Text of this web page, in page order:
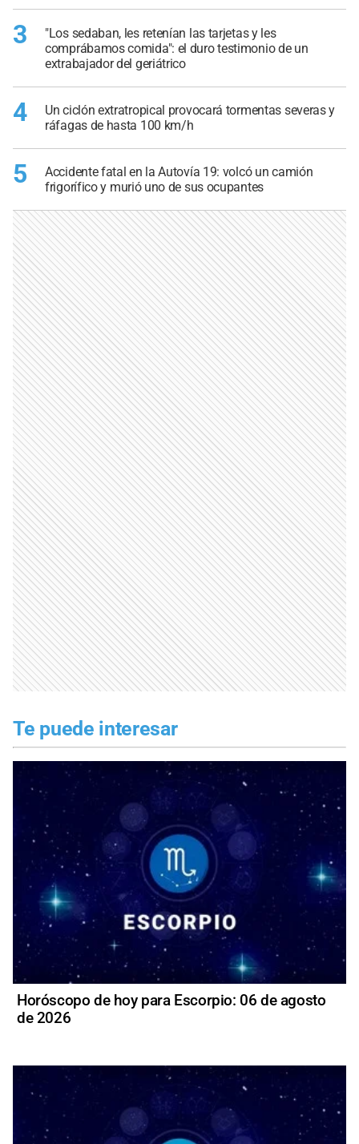
3
"Los sedaban, les retenían las tarjetas y les
comprábamos comida": el duro testimonio de un
extrabajador del geriátrico
4
Un ciclón extratropical provocará tormentas severas y
ráfagas de hasta 100 km/h
5
Accidente fatal en la Autovía 19: volcó un camión
frigorífico y murió uno de sus ocupantes
Te puede interesar
Horóscopo de hoy para Escorpio: 06 de agosto
de 2026